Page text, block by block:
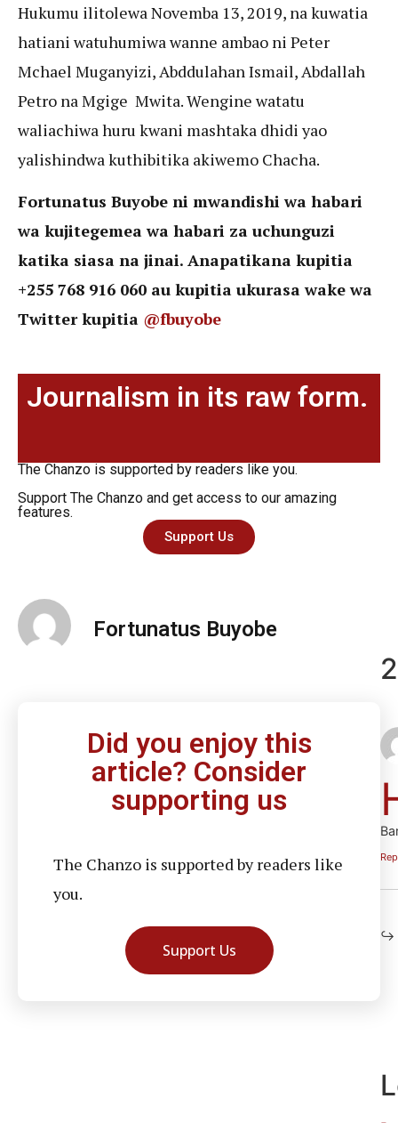
Hukumu ilitolewa Novemba 13, 2019, na kuwatia
hatiani watuhumiwa wanne ambao ni Peter
Mchael Muganyizi, Abddulahan Ismail, Abdallah
Petro na Mgige Mwita. Wengine watatu
waliachiwa huru kwani mashtaka dhidi yao
yalishindwa kuthibitika akiwemo Chacha.
Fortunatus Buyobe ni mwandishi wa habari
wa kujitegemea wa habari za uchunguzi
katika siasa na jinai. Anapatikana kupitia
+255 768 916 060 au kupitia ukurasa wake wa
Twitter kupitia @fbuyobe
Journalism in its raw form.
The Chanzo is supported by readers like you.
Support The Chanzo and get access to our amazing
features.
Support Us
Fortunatus Buyobe
Did you enjoy this
article? Consider
supporting us
The Chanzo is supported by readers like
you.
Support Us